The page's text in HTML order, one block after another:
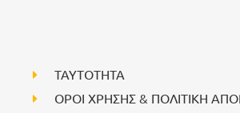
ΤΑΥΤΟΤΗΤΑ
ΟΡΟΙ ΧΡΗΣΗΣ & ΠΟΛΙΤΙΚΗ